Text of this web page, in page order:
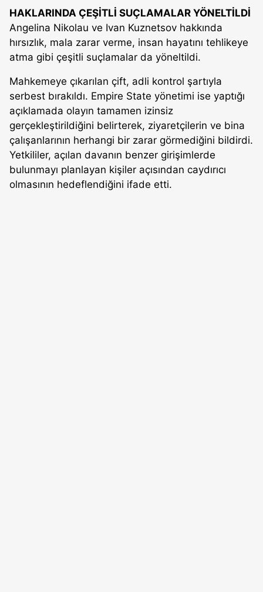
HAKLARINDA ÇEŞİTLİ SUÇLAMALAR YÖNELTİLDİ
Angelina Nikolau ve Ivan Kuznetsov hakkında
hırsızlık, mala zarar verme, insan hayatını tehlikeye
atma gibi çeşitli suçlamalar da yöneltildi.
Mahkemeye çıkarılan çift, adli kontrol şartıyla
serbest bırakıldı. Empire State yönetimi ise yaptığı
açıklamada olayın tamamen izinsiz
gerçekleştirildiğini belirterek, ziyaretçilerin ve bina
çalışanlarının herhangi bir zarar görmediğini bildirdi.
Yetkililer, açılan davanın benzer girişimlerde
bulunmayı planlayan kişiler açısından caydırıcı
olmasının hedeflendiğini ifade etti.